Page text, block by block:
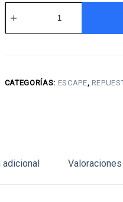
de
Inferior
250
CATEGORÍAS: ESCAPE,
adicional